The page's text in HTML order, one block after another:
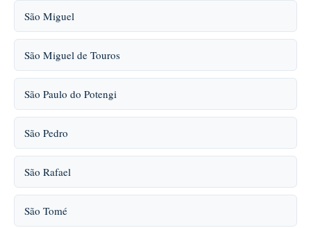
São Miguel
São Miguel de Touros
São Paulo do Potengi
São Pedro
São Rafael
São Tomé